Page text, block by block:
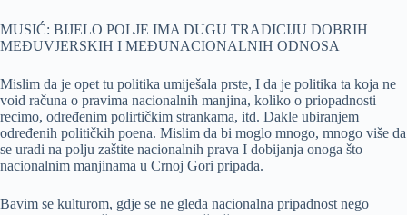
MUSIĆ: BIJELO POLJE IMA DUGU TRADICIJU DOBRIH
MEĐUVJERSKIH I MEĐUNACIONALNIH ODNOSA
Mislim da je opet tu politika umiješala prste, I da je politika ta koja ne
void računa o pravima nacionalnih manjina, koliko o priopadnosti
recimo, određenim polirtičkim strankama, itd. Dakle ubiranjem
određenih političkih poena. Mislim da bi moglo mnogo, mnogo više da
se uradi na polju zaštite nacionalnih prava I dobijanja onoga što
nacionalnim manjinama u Crnoj Gori pripada.
Bavim se kulturom, gdje se ne gleda nacionalna pripadnost nego